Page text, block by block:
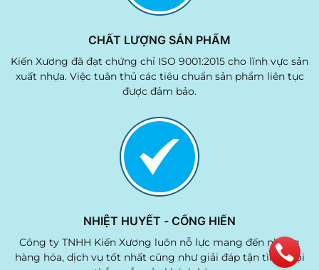
CHẤT LƯỢNG SẢN PHẨM
Kiến Xương đã đạt chứng chỉ ISO 9001:2015 cho lĩnh vực sản
xuất nhựa. Việc tuân thủ các tiêu chuẩn sản phẩm liên tục
được đảm bảo.
NHIỆT HUYẾT - CỐNG HIẾN
Công ty TNHH Kiến Xương luôn nỗ lực mang đến những
hàng hóa, dịch vụ tốt nhất cũng như giải đáp tận tình mọi